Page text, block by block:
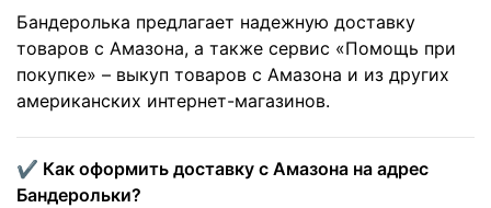
Бандеролька предлагает надежную доставку
товаров с Амазона, а также сервис «Помощь при
покупке» – выкуп товаров с Амазона и из других
американских интернет-магазинов.
✔️ Как оформить доставку с Амазона на адрес
Бандерольки?